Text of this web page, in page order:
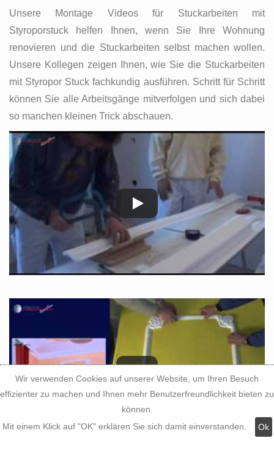
Unsere Montage Videos für Stuckarbeiten mit
Styroporstuck helfen Ihnen, wenn Sie Ihre Wohnung
renovieren und die Stuckarbeiten selbst machen wollen.
Unsere Kollegen zeigen Ihnen, wie Sie die Stuckarbeiten
mit Styropor Stuck fachkundig ausführen. Schritt für Schritt
können Sie alle Arbeitsgänge mitverfolgen und sich dabei
so manchen kleinen Trick abschauen.
Wir verwenden Cookies auf unserer Website, um Ihren Besuch
effizienter zu machen und Ihnen mehr Benutzerfreundlichkeit bieten zu
können.
Mit einem Klick auf "OK" erklären Sie sich damit einverstanden.
Ok